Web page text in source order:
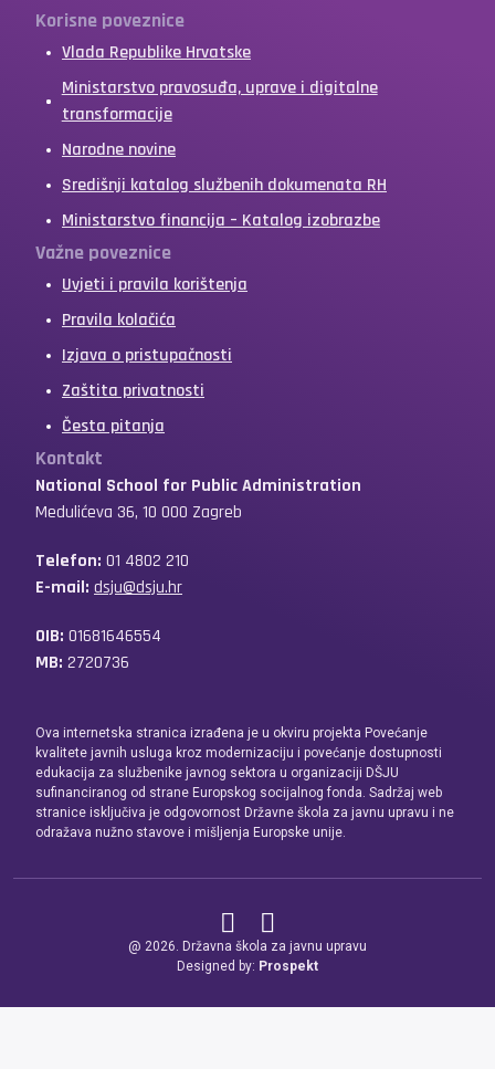
Korisne poveznice
Vlada Republike Hrvatske
Ministarstvo pravosuđa, uprave i digitalne
transformacije
Narodne novine
Središnji katalog službenih dokumenata RH
Ministarstvo financija – Katalog izobrazbe
Važne poveznice
Uvjeti i pravila korištenja
Pravila kolačića
Izjava o pristupačnosti
Zaštita privatnosti
Česta pitanja
Kontakt
National School for Public Administration
Medulićeva 36, 10 000 Zagreb
Telefon: 01 4802 210
E-mail: dsju@dsju.hr
OIB: 01681646554
MB: 2720736
Ova internetska stranica izrađena je u okviru projekta Povećanje
kvalitete javnih usluga kroz modernizaciju i povećanje dostupnosti
edukacija za službenike javnog sektora u organizaciji DŠJU
sufinanciranog od strane Europskog socijalnog fonda. Sadržaj web
stranice isključiva je odgovornost Državne škola za javnu upravu i ne
odražava nužno stavove i mišljenja Europske unije.
@ 2026. Državna škola za javnu upravu
Designed by: Prospekt